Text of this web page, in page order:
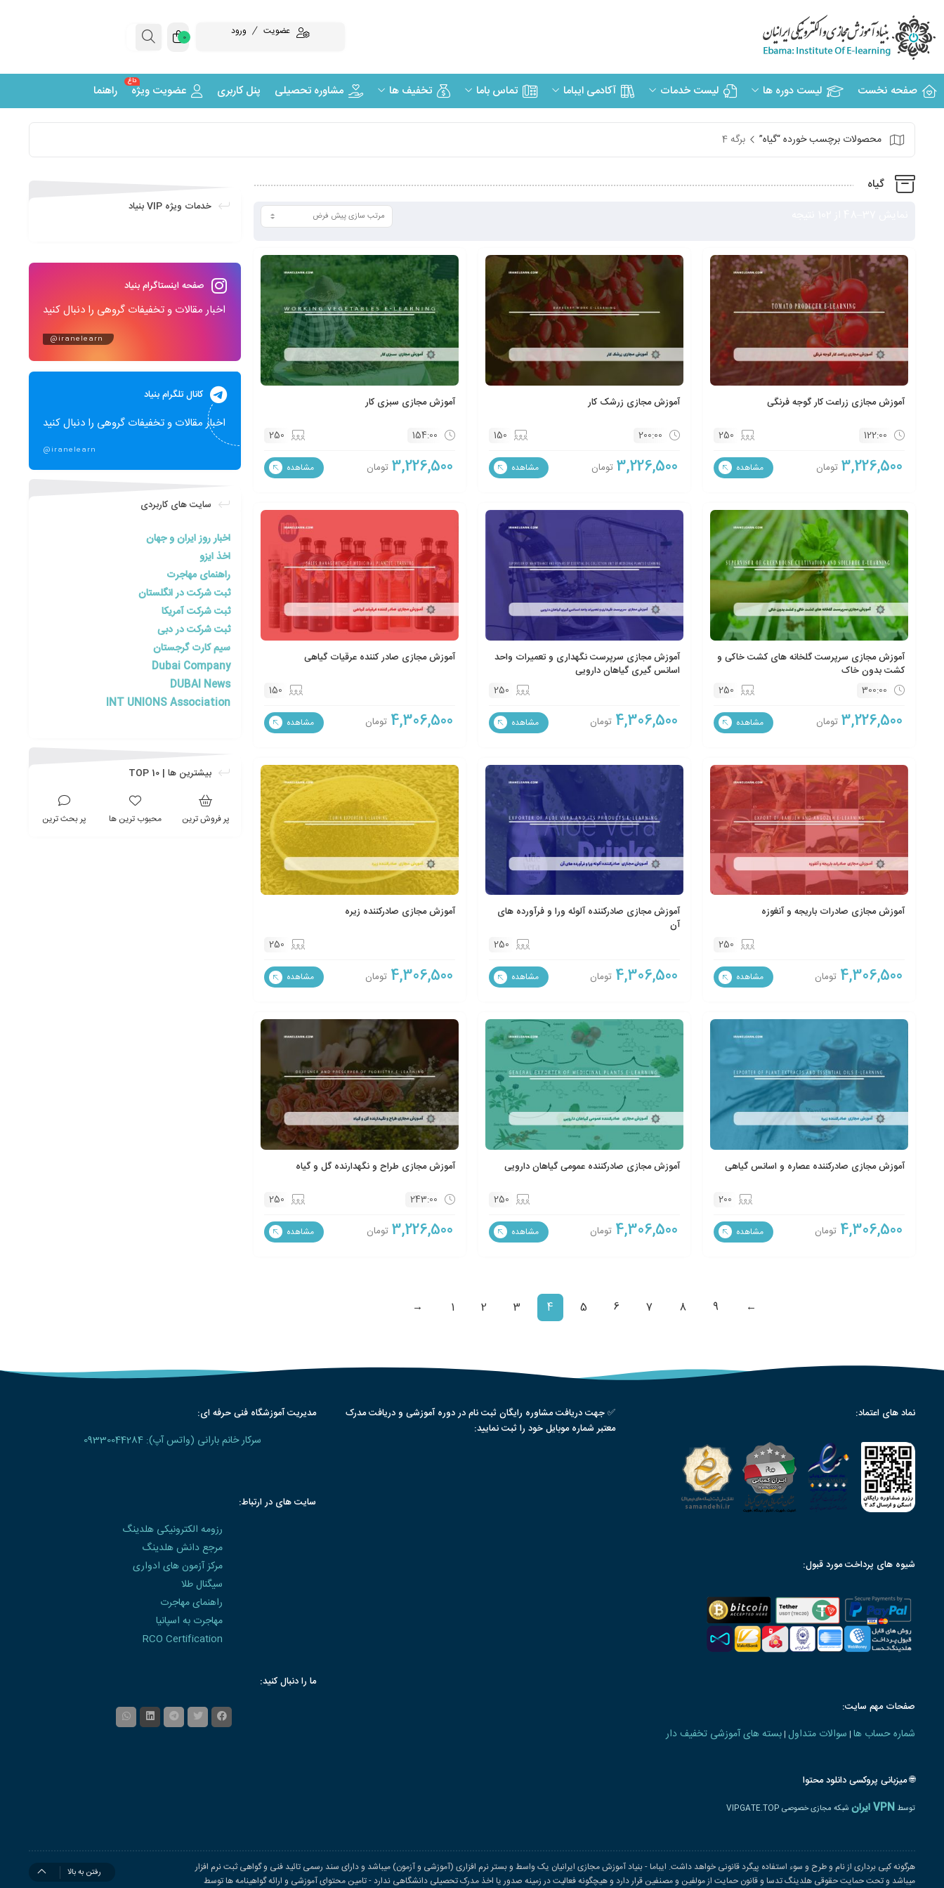
عضویت ورود 0
صفحه نخست لیست دوره ها لیست خدمات آکادمی ایباما تماس باما تخفیف ها مشاوره تحصیلی پنل کاربری عضویت ویژه
داغ
راهنما
محصولات برچسب خورده “گیاه” برگه 4
گیاه
آموزش مجازی زراعت کار گوجه فرنگی
122:00
250
3,226,500 تومان مشاهده
آموزش مجازی زرشک کار
200:00
150
3,226,500 تومان مشاهده
آموزش مجازی سبزی کار
154:00
250
3,226,500 تومان مشاهده
آموزش مجازی سرپرست گلخانه های کشت خاکی و
کشت بدون خاک
300:00
250
3,226,500 تومان مشاهده
آموزش مجازی سرپرست نگهداری و تعمیرات واحد
اسانس گیری گیاهان دارویی
250
4,306,500 تومان مشاهده
آموزش مجازی صادر کننده عرقیات گیاهی
150
4,306,500 تومان مشاهده
آموزش مجازی صادرات باریجه و آنغوزه
250
4,306,500 تومان مشاهده
آموزش مجازی صادرکننده آلوئه ورا و فرآورده های
آن
250
4,306,500 تومان مشاهده
آموزش مجازی صادرکننده زیره
250
4,306,500 تومان مشاهده
آموزش مجازی صادرکننده عصاره و اسانس گیاهی
200
4,306,500 تومان مشاهده
آموزش مجازی صادرکننده عمومی گیاهان دارویی
250
4,306,500 تومان مشاهده
آموزش مجازی طراح و نگهدارنده گل و گیاه
243:00
250
3,226,500 تومان مشاهده
→ 1 2 3 4 5 6 7 8 9 ←
خدمات ویژه VIP بنیاد
صفحه اینستاگرام بنیاد
اخبار مقالات و تخفیفات گروهی را دنبال کنید
@iranelearn
کانال تلگرام بنیاد
اخبار مقالات و تخفیفات گروهی را دنبال کنید
@iranelearn
سایت های کاربردی
اخبار روز ایران و جهان
اخذ ایزو
راهنمای مهاجرت
ثبت شرکت در انگلستان
ثبت شرکت آمریکا
ثبت شرکت در دبی
سیم کارت گرجستان
Dubai Company
DUBAI News
INT UNIONS Association
بیشترین ها | TOP 10
پر فروش ترین محبوب ترین ها پر بحث ترین
نماد های اعتماد:
شیوه های پرداخت مورد قبول:
صفحات مهم سایت:
شماره حساب ها | سوالات متداول | بسته های آموزشی تخفیف دار
🌐 میزبانی پروکسی دانلود محتوا
توسط VPN ایران شبکه مجازی خصوصی VIPGATE.TOP
✅ جهت دریافت مشاوره رایگان ثبت نام در دوره آموزشی و دریافت مدرک
معتبر شماره موبایل خود را ثبت نمایید:
مدیریت آموزشگاه فنی حرفه ای:
سرکار خانم بارانی (واتس آپ): 09330044284
سایت های در ارتباط:
رزومه الکترونیکی هلدینگ
مرجع دانش هلدینگ
مرکز آزمون های ادواری
سیگنال طلا
راهنمای مهاجرت
مهاجرت به اسپانیا
RCO Certification
ما را دنبال کنید:
هرگونه کپی برداری از نام و طرح و سوء استفاده پیگرد قانونی خواهد داشت. ایباما - بنیاد آموزش مجازی ایرانیان یک واسط و بستر نرم افزاری (آموزشی و آزمون) میباشد و دارای سند رسمی تائید فنی و گواهی ثبت نرم افزار
میباشد و تحت حمایت حقوقی هلدینگ تدسا و قانون حمایت از مولفین و مصنفین قرار دارد و هیچگونه فعالیت در زمینه صدور یا اخذ مدرک تحصیلی دانشگاهی ندارد - تامین محتوای آموزشی و ارائه گواهینامه ها توسط
رفتن به بالا